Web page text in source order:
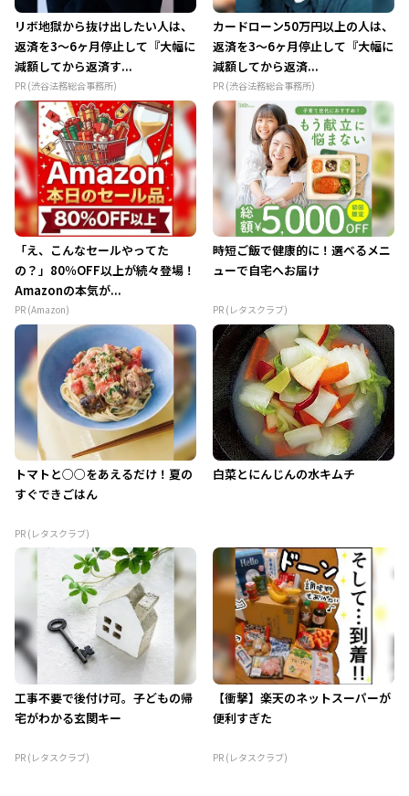
リボ地獄から抜け出したい人は、
返済を3～6ヶ月停止して『大幅に
減額してから返済す...
PR (渋谷法務総合事務所)
カードローン50万円以上の人は、
返済を3～6ヶ月停止して『大幅に
減額してから返済...
PR (渋谷法務総合事務所)
「え、こんなセールやってた
の？」80％OFF以上が続々登場！
Amazonの本気が...
PR (Amazon)
時短ご飯で健康的に！選べるメニ
ューで自宅へお届け
PR (レタスクラブ)
トマトと○○をあえるだけ！夏の
すぐできごはん
PR (レタスクラブ)
白菜とにんじんの水キムチ
工事不要で後付け可。子どもの帰
宅がわかる玄関キー
PR (レタスクラブ)
【衝撃】楽天のネットスーパーが
便利すぎた
PR (レタスクラブ)